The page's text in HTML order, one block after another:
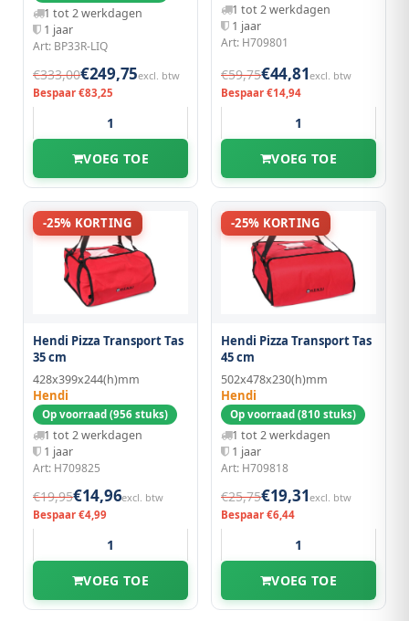
1 tot 2 werkdagen
1 jaar
Art: BP33R-LIQ
€333,00€249,75excl. btw
Bespaar €83,25
VOEG TOE
1 tot 2 werkdagen
1 jaar
Art: H709801
€59,75€44,81excl. btw
Bespaar €14,94
VOEG TOE
-25% KORTING
Hendi Pizza Transport Tas
35 cm
428x399x244(h)mm
Hendi
Op voorraad (956 stuks)
1 tot 2 werkdagen
1 jaar
Art: H709825
€19,95€14,96excl. btw
Bespaar €4,99
VOEG TOE
-25% KORTING
Hendi Pizza Transport Tas
45 cm
502x478x230(h)mm
Hendi
Op voorraad (810 stuks)
1 tot 2 werkdagen
1 jaar
Art: H709818
€25,75€19,31excl. btw
Bespaar €6,44
VOEG TOE